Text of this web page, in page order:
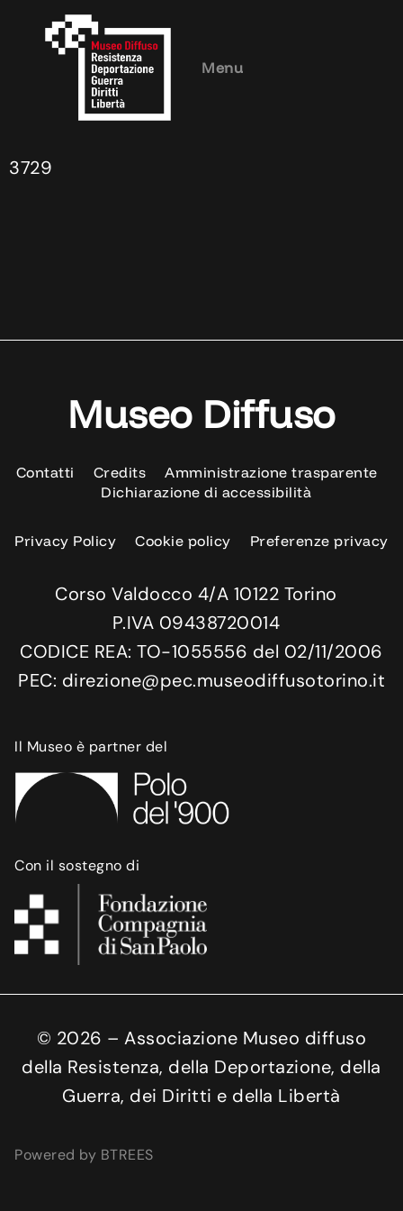
Menu
3729
Museo Diffuso
Contatti Credits
Amministrazione trasparente
Dichiarazione di accessibilità
Privacy Policy Cookie policy Preferenze privacy
Corso Valdocco 4/A 10122 Torino
P.IVA 09438720014
CODICE REA: TO-1055556 del 02/11/2006
PEC: direzione@pec.museodiffusotorino.it
Il Museo è partner del
Con il sostegno di
© 2026 – Associazione Museo diffuso
della Resistenza, della Deportazione, della
Guerra, dei Diritti e della Libertà
Powered by BTREES